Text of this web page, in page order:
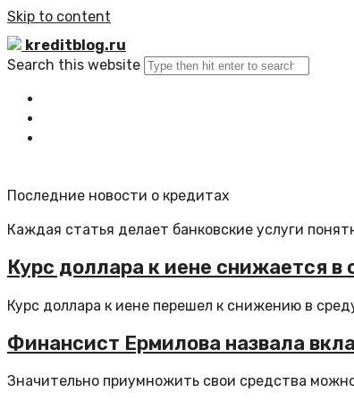
Skip to content
kreditblog.ru
Search this website
Последние новости о кредитах
Каждая статья делает банковские услуги
Курс доллара к иене снижается
Курс доллара к иене перешел к снижению в
Финансист Ермилова назвала
Значительно приумножить свои средства